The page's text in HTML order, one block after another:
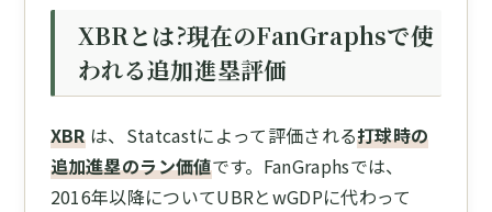
XBRとは?現在のFanGraphsで使
われる追加進塁評価
XBRは、Statcastによって評価される打球時の
追加進塁のラン価値です。FanGraphsでは、
2016年以降についてUBRとwGDPに代わって